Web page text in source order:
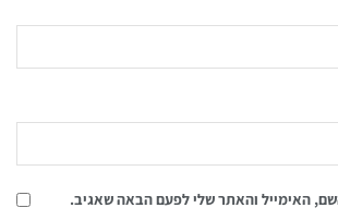
האימייל והאתר שלי לפעם הבאה שאגיב.